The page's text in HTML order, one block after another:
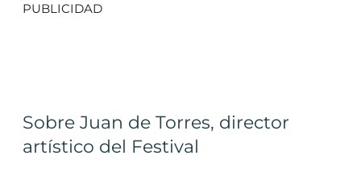
PUBLICIDAD
Sobre Juan de Torres, director
artístico del Festival